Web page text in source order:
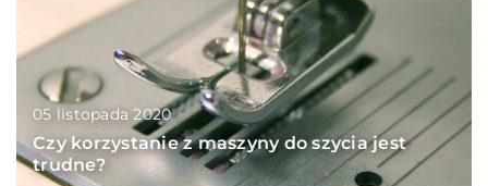
05 listopada 2020
Czy korzystanie z maszyny do szycia jest
trudne?